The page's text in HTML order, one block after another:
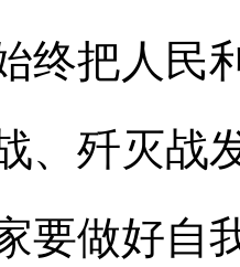
终把人民
、歼灭战
要做好自